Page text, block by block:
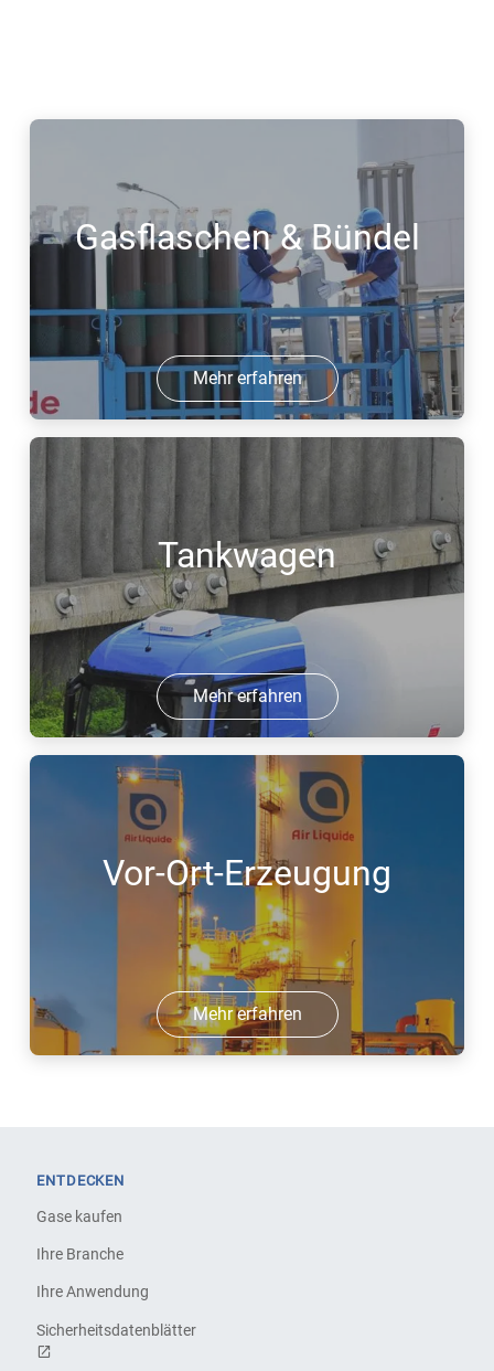
Gasflaschen & Bündel
Mehr erfahren
Tankwagen
Mehr erfahren
Vor-Ort-Erzeugung
Mehr erfahren
ENTDECKEN
Gase kaufen
Ihre Branche
Ihre Anwendung
Sicherheitsdatenblätter